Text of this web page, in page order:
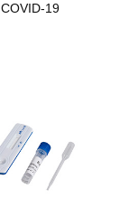
COVID-19